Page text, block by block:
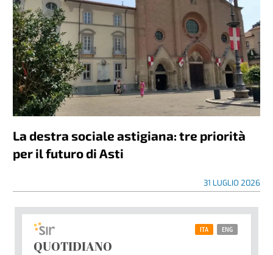
La destra sociale astigiana: tre priorità
per il futuro di Asti
31 LUGLIO 2026